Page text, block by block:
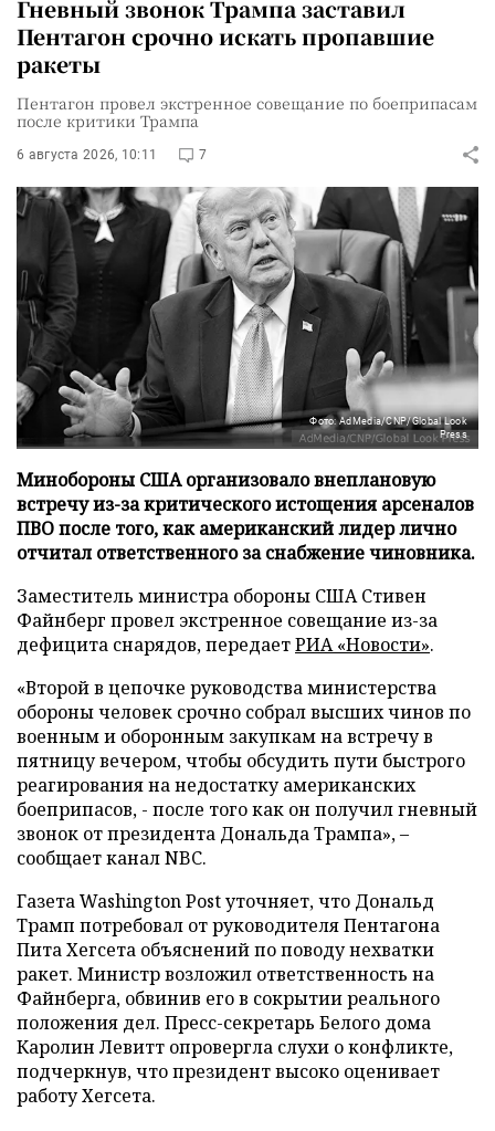
Гневный звонок Трампа заставил
Пентагон срочно искать пропавшие
ракеты
Пентагон провел экстренное совещание по боеприпасам
после критики Трампа
6 августа 2026, 10:11 7
Фото: AdMedia/CNP/Global Look
Press
Минобороны США организовало внеплановую
встречу из-за критического истощения арсеналов
ПВО после того, как американский лидер лично
отчитал ответственного за снабжение чиновника.
Заместитель министра обороны США Стивен
Файнберг провел экстренное совещание из-за
дефицита снарядов, передаетРИА «Новости».
«Второй в цепочке руководства министерства
обороны человек срочно собрал высших чинов по
военным и оборонным закупкам на встречу в
пятницу вечером, чтобы обсудить пути быстрого
реагирования на недостатку американских
боеприпасов, - после того как он получил гневный
звонок от президента Дональда Трампа», –
сообщает канал NBC.
Газета Washington Post уточняет, что Дональд
Трамп потребовал от руководителя Пентагона
Пита Хегсета объяснений по поводу нехватки
ракет. Министр возложил ответственность на
Файнберга, обвинив его в сокрытии реального
положения дел. Пресс-секретарь Белого дома
Каролин Левитт опровергла слухи о конфликте,
подчеркнув, что президент высоко оценивает
работу Хегсета.